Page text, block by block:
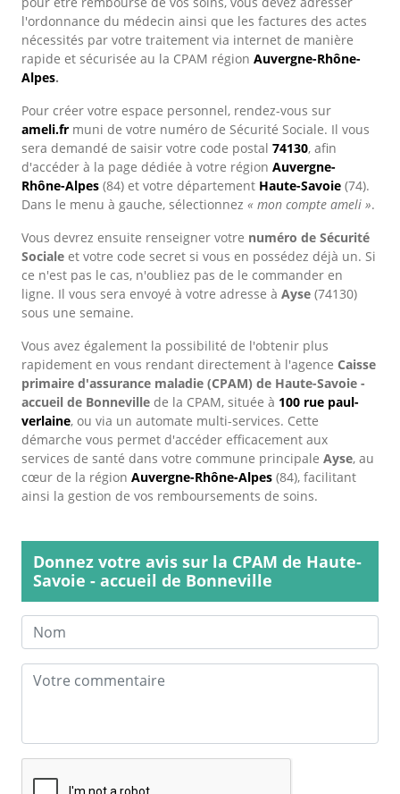
l'ordonnance du médecin ainsi que les factures des actes
nécessités par votre traitement via internet de manière
rapide et sécurisée au la CPAM région Auvergne-Rhône-
Alpes.
Pour créer votre espace personnel, rendez-vous sur
ameli.fr muni de votre numéro de Sécurité Sociale. Il vous
sera demandé de saisir votre code postal 74130, afin
d'accéder à la page dédiée à votre région Auvergne-
Rhône-Alpes (84) et votre département Haute-Savoie (74).
Dans le menu à gauche, sélectionnez « mon compte ameli ».
Vous devrez ensuite renseigner votre numéro de Sécurité
Sociale et votre code secret si vous en possédez déjà un. Si
ce n'est pas le cas, n'oubliez pas de le commander en
ligne. Il vous sera envoyé à votre adresse à Ayse (74130)
sous une semaine.
Vous avez également la possibilité de l'obtenir plus
rapidement en vous rendant directement à l'agence Caisse
primaire d'assurance maladie (CPAM) de Haute-Savoie -
accueil de Bonneville de la CPAM, située à 100 rue paul-
verlaine, ou via un automate multi-services. Cette
démarche vous permet d'accéder efficacement aux
services de santé dans votre commune principale Ayse, au
cœur de la région Auvergne-Rhône-Alpes (84), facilitant
ainsi la gestion de vos remboursements de soins.
Donnez votre avis sur la CPAM de Haute-
Savoie - accueil de Bonneville